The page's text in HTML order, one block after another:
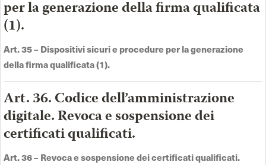
per la generazione della firma qualificata
(1).
Art. 35 –Dispositivi sicuri e procedure per la generazione
della firma qualificata (1).
Art. 36. Codice dell’amministrazione
digitale. Revoca e sospensione dei
certificati qualificati.
Art. 36 –Revoca e sospensione dei certificati qualificati.